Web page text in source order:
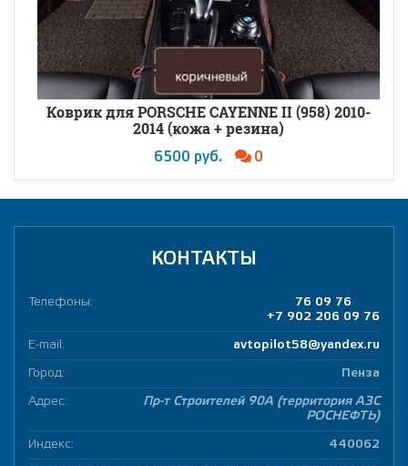
Коврик для PORSCHE CAYENNE II (958) 2010-
2014 (кожа + резина)
6500 руб. 0
КОНТАКТЫ
Телефоны:
76 09 76
+7 902 206 09 76
E-mail: avtopilot58@yandex.ru
Город: Пенза
Адрес:
Пр-т Строителей 90А (территория АЗС
РОСНЕФТЬ)
Индекс: 440062